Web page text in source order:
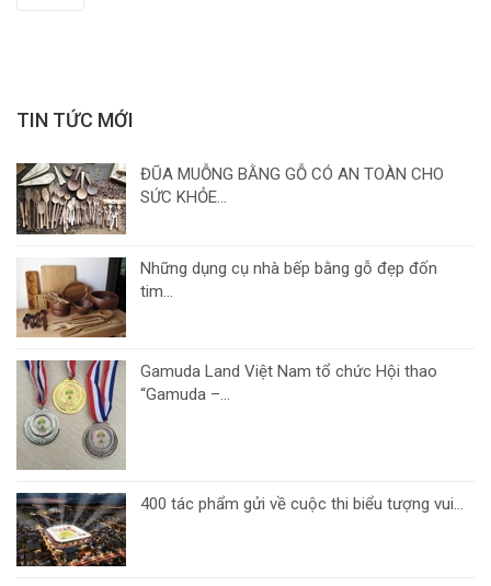
TIN TỨC MỚI
ĐŨA MUỖNG BẰNG GỖ CÓ AN TOÀN CHO
SỨC KHỎE...
Những dụng cụ nhà bếp bằng gỗ đẹp đốn
tim...
Gamuda Land Việt Nam tổ chức Hội thao
“Gamuda –...
400 tác phẩm gửi về cuộc thi biểu tượng vui...